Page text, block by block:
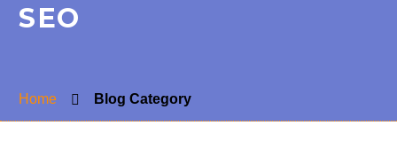
SEO
Home Blog Category